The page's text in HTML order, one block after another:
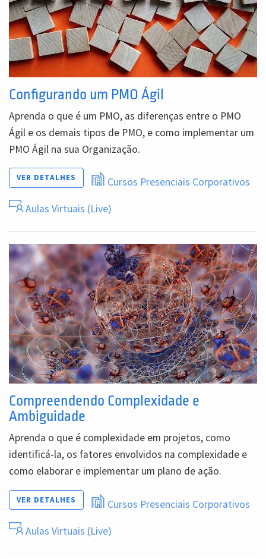
Configurando um PMO Ágil
Aprenda o que é um PMO, as diferenças entre o PMO
Ágil e os demais tipos de PMO, e como implementar um
PMO Ágil na sua Organização.
VER DETALHES Cursos Presenciais Corporativos
Aulas Virtuais (Live)
Compreendendo Complexidade e
Ambiguidade
Aprenda o que é complexidade em projetos, como
identificá-la, os fatores envolvidos na complexidade e
como elaborar e implementar um plano de ação.
VER DETALHES Cursos Presenciais Corporativos
Aulas Virtuais (Live)